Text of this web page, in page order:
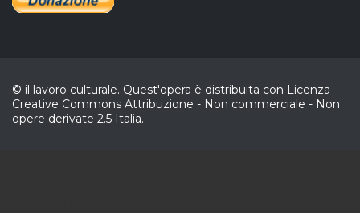
© il lavoro culturale. Quest'opera è distribuita con Licenza
Creative Commons Attribuzione - Non commerciale - Non
opere derivate 2.5 Italia.